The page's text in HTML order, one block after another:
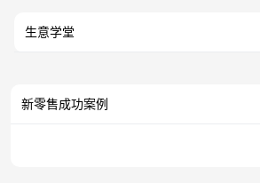
生意学堂
新零售成功案例